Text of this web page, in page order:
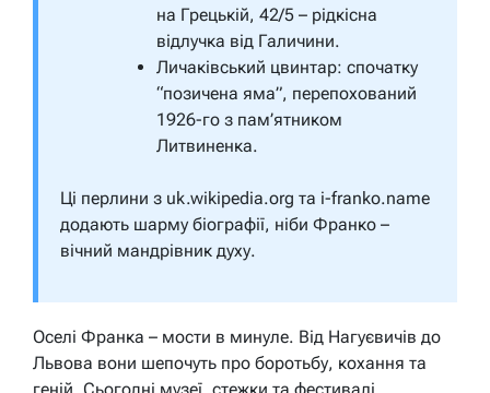
на Грецькій, 42/5 – рідкісна
відлучка від Галичини.
Личаківський цвинтар: спочатку
“позичена яма”, перепохований
1926-го з пам’ятником
Литвиненка.
Ці перлини з uk.wikipedia.org та i-franko.name
додають шарму біографії, ніби Франко –
вічний мандрівник духу.
Оселі Франка – мости в минуле. Від Нагуєвичів до
Львова вони шепочуть про боротьбу, кохання та
геній. Сьогодні музеї, стежки та фестивалі